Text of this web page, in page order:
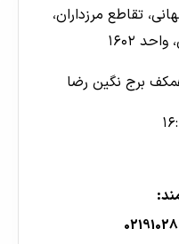
تقاطع مرزداران،
برج نگین رضا